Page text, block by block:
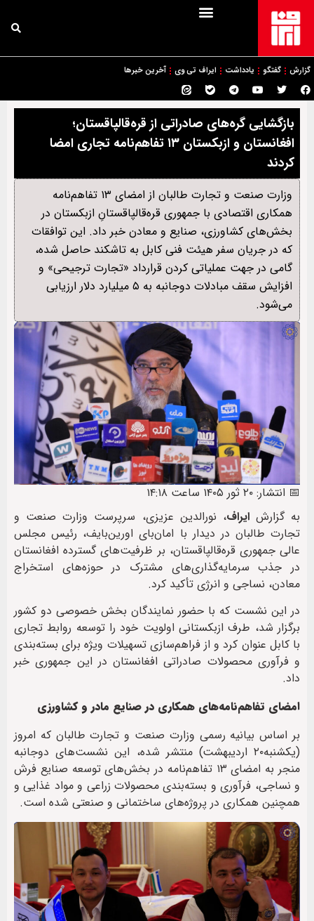
گزارش گفتگو یادداشت ایراف تی وی آخرین خبرها
بازگشایی گره‌های صادراتی از قره‌قالپاقستان؛
افغانستان و ازبکستان ۱۳ تفاهم‌نامه تجاری امضا
کردند
وزارت صنعت و تجارت طالبان از امضای ۱۳ تفاهم‌نامه
همکاری اقتصادی با جمهوری قره‌قالپاقستانِ ازبکستان در
بخش‌های کشاورزی، صنایع و معادن خبر داد. این توافقات
که در جریان سفر هیئت فنی کابل به تاشکند حاصل شده،
گامی در جهت عملیاتی کردن قرارداد «تجارت ترجیحی» و
افزایش سقف مبادلات دوجانبه به ۵ میلیارد دلار ارزیابی
می‌شود.
📅 انتشار: ۲۰ ثور ۱۴۰۵ ساعت ۱۴:۱۸
به گزارشایراف، نورالدین عزیزی، سرپرست وزارت صنعت و
تجارت طالبان در دیدار با امان‌بای اورین‌بایف، رئیس مجلس
عالی جمهوری قره‌قالپاقستان، بر ظرفیت‌های گسترده افغانستان
در جذب سرمایه‌گذاری‌های مشترک در حوزه‌های استخراج
معادن، نساجی و انرژی تأکید کرد.
در این نشست که با حضور نمایندگان بخش خصوصی دو کشور
برگزار شد، طرف ازبکستانی اولویت خود را توسعه روابط تجاری
با کابل عنوان کرد و از فراهم‌سازی تسهیلات ویژه برای بسته‌بندی
و فرآوری محصولات صادراتی افغانستان در این جمهوری خبر
داد.
امضای تفاهم‌نامه‌های همکاری در صنایع مادر و کشاورزی
بر اساس بیانیه رسمی وزارت صنعت و تجارت طالبان که امروز
(یکشنبه۲۰ اردیبهشت) منتشر شده، این نشست‌های دوجانبه
منجر به امضای ۱۳ تفاهم‌نامه در بخش‌های توسعه صنایع فرش
و نساجی، فرآوری و بسته‌بندی محصولات زراعی و مواد غذایی و
همچنین همکاری در پروژه‌های ساختمانی و صنعتی شده است.